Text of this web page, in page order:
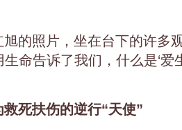
的照片，坐在台下的许多
命告诉了我们，什么是‘爱
死扶伤的逆行“天使”